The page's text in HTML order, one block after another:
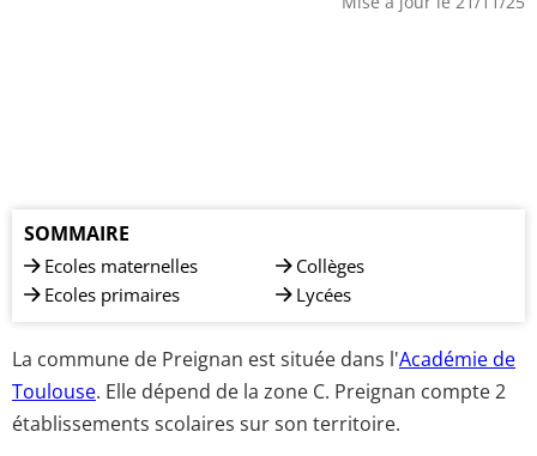
SOMMAIRE
Ecoles maternelles
Ecoles primaires
Collèges
Lycées
La commune de Preignan est située dans l'Académie de
Toulouse. Elle dépend de la zone C. Preignan compte 2
établissements scolaires sur son territoire.